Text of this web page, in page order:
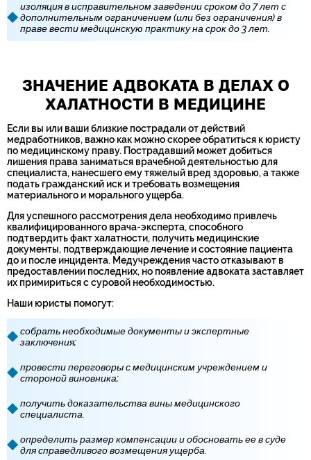
изоляция в исправительном заведении сроком до 7 лет с
дополнительным ограничением (или без ограничения) в
праве вести медицинскую практику на срок до 3 лет.
ЗНАЧЕНИЕ АДВОКАТА В ДЕЛАХ О
ХАЛАТНОСТИ В МЕДИЦИНЕ
Если вы или ваши близкие пострадали от действий
медработников, важно как можно скорее обратиться к юристу
по медицинскому праву. Пострадавший может добиться
лишения права заниматься врачебной деятельностью для
специалиста, нанесшего ему тяжелый вред здоровью, а также
подать гражданский иск и требовать возмещения
материального и морального ущерба.
Для успешного рассмотрения дела необходимо привлечь
квалифицированного врача-эксперта, способного
подтвердить факт халатности, получить медицинские
документы, подтверждающие лечение и состояние пациента
до и после инцидента. Медучреждения часто отказывают в
предоставлении последних, но появление адвоката заставляет
их примириться с суровой необходимостью.
Наши юристы помогут:
собрать необходимые документы и экспертные
заключения;
провести переговоры с медицинским учреждением и
стороной виновника;
получить доказательства вины медицинского
специалиста.
определить размер компенсации и обосновать ее в суде
для справедливого возмещения ущерба.